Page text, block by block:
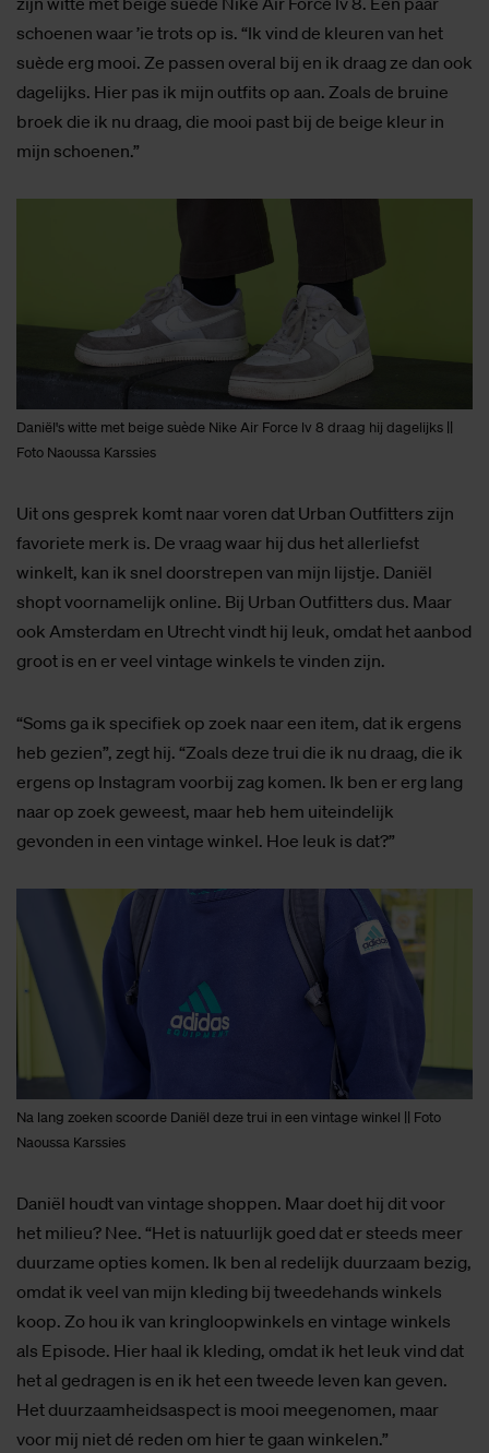
schoenen waar ’ie trots op is. “Ik vind de kleuren van het
suède erg mooi. Ze passen overal bij en ik draag ze dan ook
dagelijks. Hier pas ik mijn outfits op aan. Zoals de bruine
broek die ik nu draag, die mooi past bij de beige kleur in
mijn schoenen.”
Daniël's witte met beige suède Nike Air Force lv 8 draag hij dagelijks ||
Foto Naoussa Karssies
Uit ons gesprek komt naar voren dat Urban Outfitters zijn
favoriete merk is. De vraag waar hij dus het allerliefst
winkelt, kan ik snel doorstrepen van mijn lijstje. Daniël
shopt voornamelijk online. Bij Urban Outfitters dus. Maar
ook Amsterdam en Utrecht vindt hij leuk, omdat het aanbod
groot is en er veel vintage winkels te vinden zijn.
“Soms ga ik specifiek op zoek naar een item, dat ik ergens
heb gezien”, zegt hij. “Zoals deze trui die ik nu draag, die ik
ergens op Instagram voorbij zag komen. Ik ben er erg lang
naar op zoek geweest, maar heb hem uiteindelijk
gevonden in een vintage winkel. Hoe leuk is dat?”
Na lang zoeken scoorde Daniël deze trui in een vintage winkel || Foto
Naoussa Karssies
Daniël houdt van vintage shoppen. Maar doet hij dit voor
het milieu? Nee. “Het is natuurlijk goed dat er steeds meer
duurzame opties komen. Ik ben al redelijk duurzaam bezig,
omdat ik veel van mijn kleding bij tweedehands winkels
koop. Zo hou ik van kringloopwinkels en vintage winkels
als Episode. Hier haal ik kleding, omdat ik het leuk vind dat
het al gedragen is en ik het een tweede leven kan geven.
Het duurzaamheidsaspect is mooi meegenomen, maar
voor mij niet dé reden om hier te gaan winkelen.”